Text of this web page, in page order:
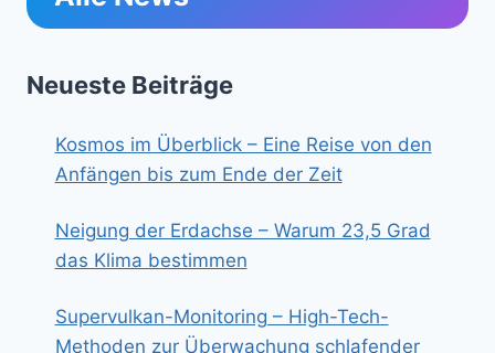
Neueste Beiträge
Kosmos im Überblick – Eine Reise von den
Anfängen bis zum Ende der Zeit
Neigung der Erdachse – Warum 23,5 Grad
das Klima bestimmen
Supervulkan-Monitoring – High-Tech-
Methoden zur Überwachung schlafender